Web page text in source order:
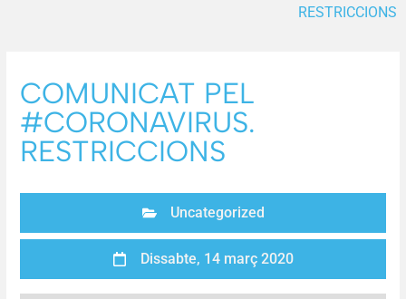
RESTRICCIONS
COMUNICAT PEL
#CORONAVIRUS.
RESTRICCIONS
Uncategorized
Dissabte, 14 març 2020